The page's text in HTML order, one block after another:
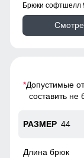
Брюки софтшелл
*Допустимые
составить
44